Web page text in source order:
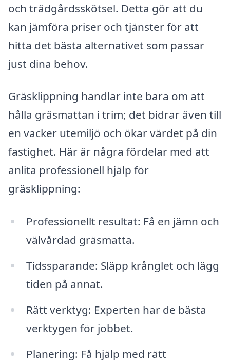
och trädgårdsskötsel. Detta gör att du
kan jämföra priser och tjänster för att
hitta det bästa alternativet som passar
just dina behov.
Gräsklippning handlar inte bara om att
hålla gräsmattan i trim; det bidrar även till
en vacker utemiljö och ökar värdet på din
fastighet. Här är några fördelar med att
anlita professionell hjälp för
gräsklippning:
Professionellt resultat: Få en jämn och
välvårdad gräsmatta.
Tidssparande: Släpp krånglet och lägg
tiden på annat.
Rätt verktyg: Experten har de bästa
verktygen för jobbet.
Planering: Få hjälp med rätt